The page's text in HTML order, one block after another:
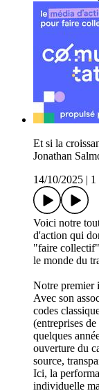
Et si la
Jonathan
14/10/2025
1
Voici notre
d'action qui
"faire
le monde du
Notre premier
Avec son
codes
(entreprises
quelques
ouverture du
source,
Ici, la
individuelle